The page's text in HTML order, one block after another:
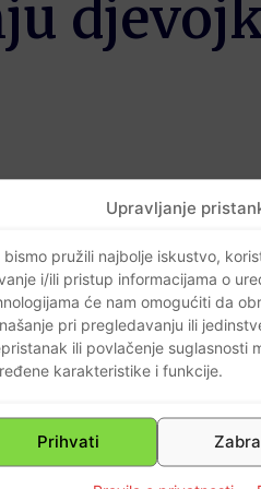
Upravljanje
bismo pružili najbolje iskustvo,
i/ili pristup informacijama o
će nam omogućiti da
pri pregledavanju ili
ili povlačenje suglasnosti
karakteristike i funkcije.
Prihvati
HAC-a koja je
splitske bolnice
godišnja studentica
deset godina zatvora,
na Županijskom
državno
je pod utjecajem